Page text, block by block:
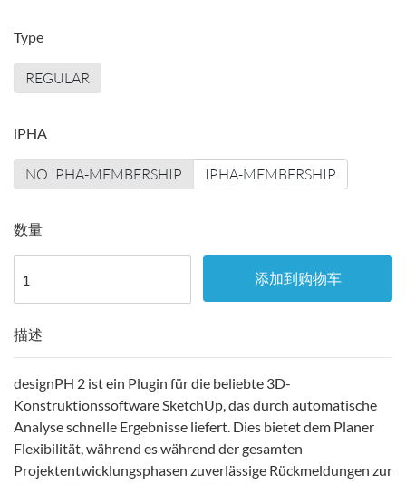
Type
REGULAR
iPHA
NO IPHA-MEMBERSHIP IPHA-MEMBERSHIP
数量
添加到购物车
描述
designPH 2 ist ein Plugin für die beliebte 3D-
Konstruktionssoftware SketchUp, das durch automatische
Analyse schnelle Ergebnisse liefert. Dies bietet dem Planer
Flexibilität, während es während der gesamten
Projektentwicklungsphasen zuverlässige Rückmeldungen zur